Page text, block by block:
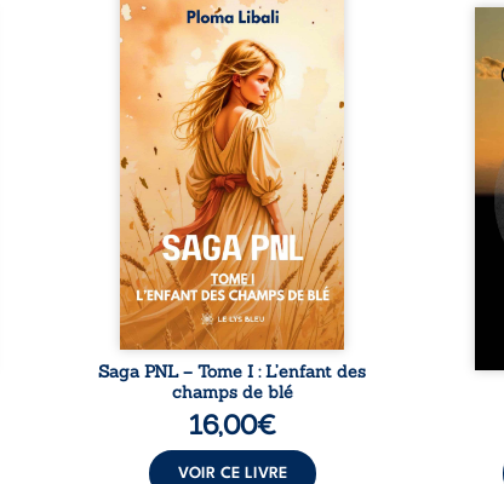
Autrefois, les champs
d’Atlantis vibraient sous le
vent et les enfants couraient
dans les blés. Puis la couronne
plia le genou, livrant son
peuple à l’ombre d’Ivorny. À
Atove, Luwel aurait pu
disparaître dans les ruines de
son destin ; pourtant, sous les
pierres d’un temple oublié, des
rebelles lui tendirent la main.
Parmi eux, Atos, général sans
trône mais habité par ...
Saga PNL – Tome I : L’enfant des
champs de blé
16,00€
VOIR CE LIVRE
les
les